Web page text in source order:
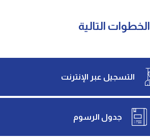
الخطوات التالية
التسجيل عبر الإنترنت
جدول الرسوم